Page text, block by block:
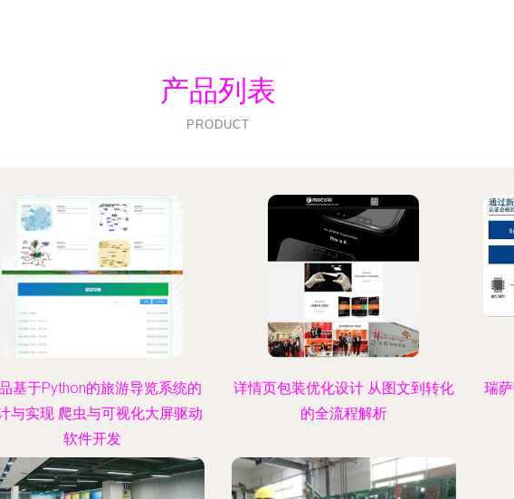
产品列表
PRODUCT
基于Python的旅游导览系统的
与实现 爬虫与可视化大屏驱动
软件开发
详情页包装优化设计 从图文到转化
的全流程解析
瑞